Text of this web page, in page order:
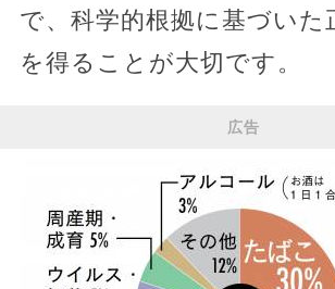
で、科学的根拠に基づいた
を得ることが大切です。
広告